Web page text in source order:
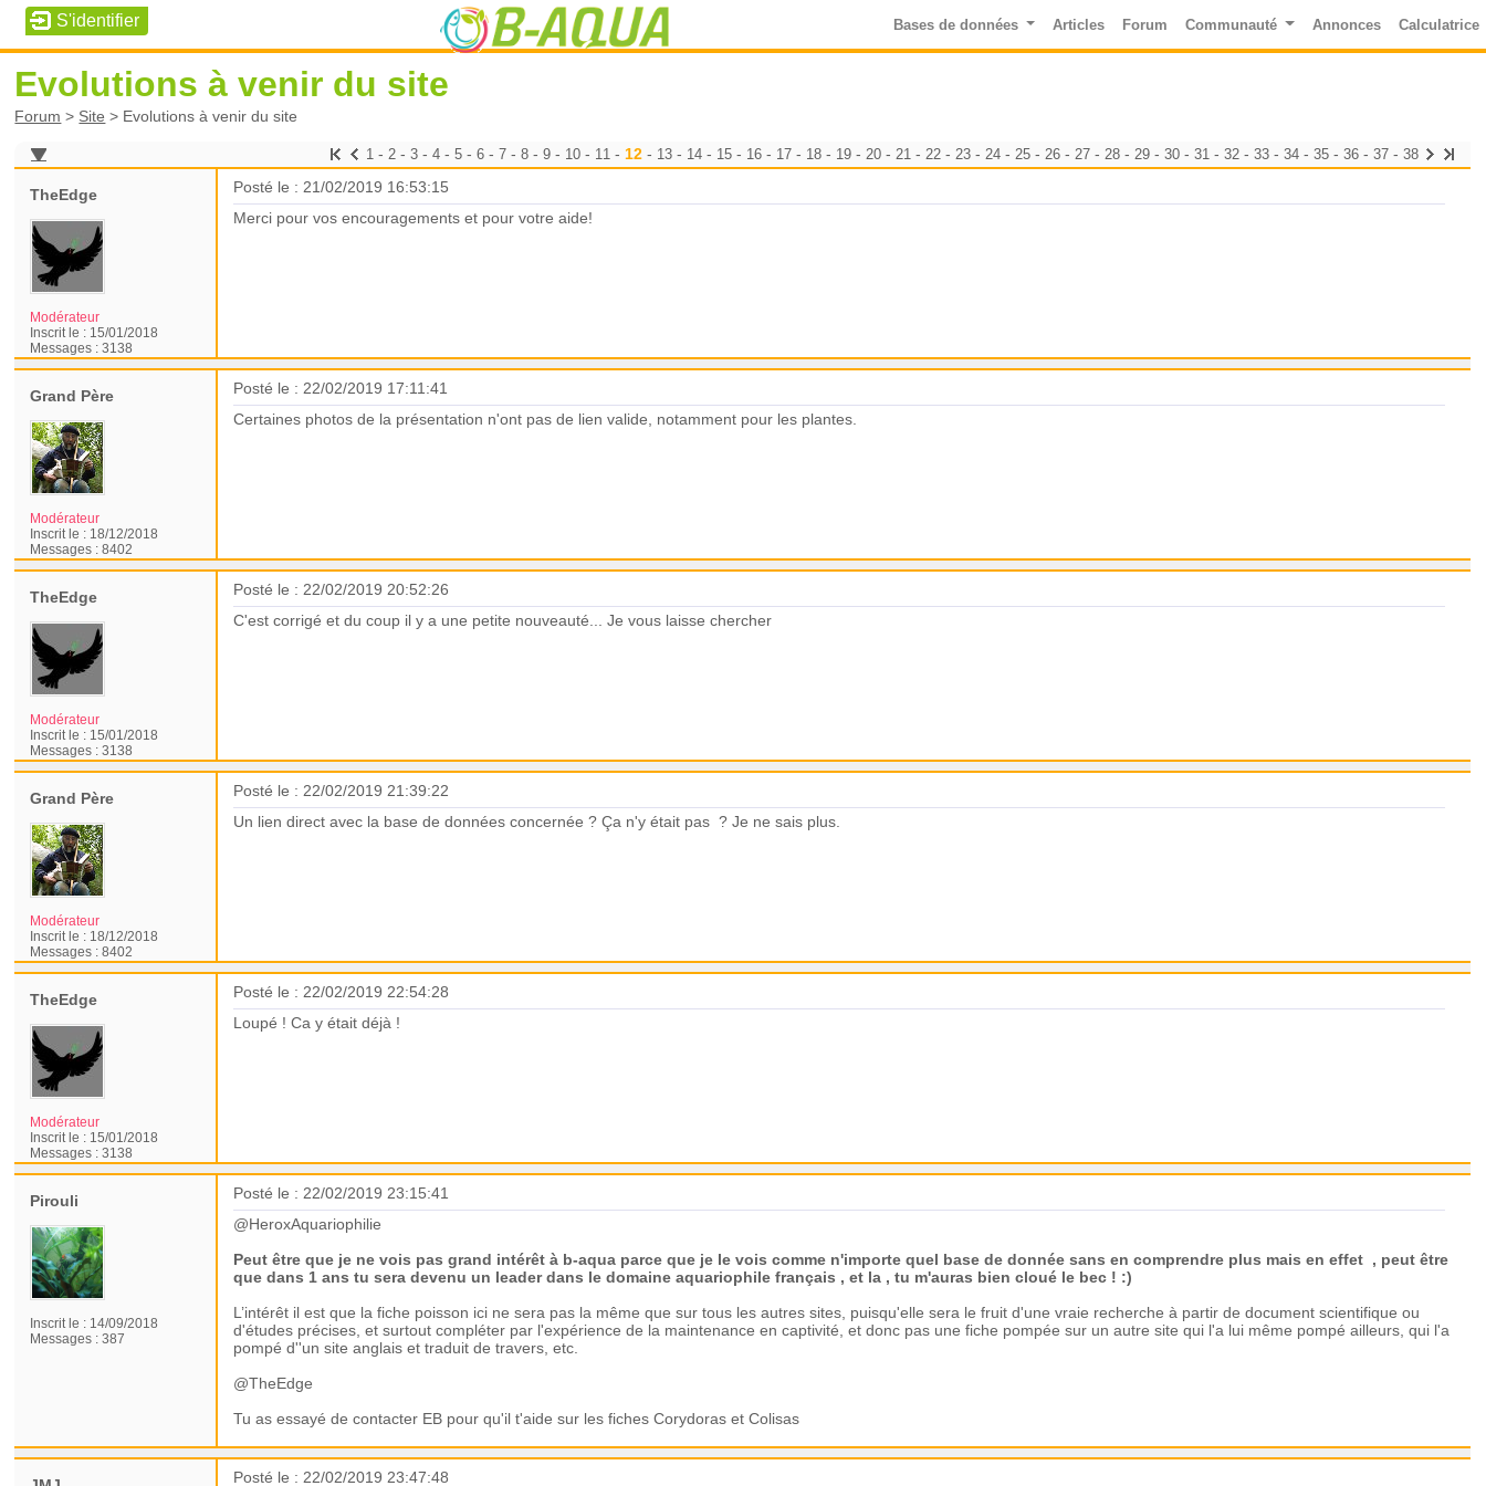
Bases de données Articles Forum Communauté Annonces Calculatrice
Evolutions à venir du site
Forum > Site > Evolutions à venir du site
1 - 2 -3 -4 -5 -6 -7 -8 -9 - 10 - 11 - 12 - 13 - 14 - 15 - 16 - 17 - 18 - 19 - 20 - 21 - 22 - 23 - 24 - 25 - 26 - 27 - 28 - 29 -30 -31 -32 -33 -34 -35 -36 -37 -38
TheEdge
Modérateur
Inscrit le : 15/01/2018
Messages :3138
Posté le : 21/02/2019 16:53:15
Merci pour vos encouragements et pour votre aide!
Grand Père
Modérateur
Inscrit le : 18/12/2018
Messages :8402
Posté le : 22/02/2019 17:11:41
Certaines photos de la présentation n'ont pas de lien valide, notamment pour les plantes.
TheEdge
Modérateur
Inscrit le : 15/01/2018
Messages :3138
Posté le : 22/02/2019 20:52:26
C'est corrigé et du coup il y a une petite nouveauté... Je vous laisse chercher
Grand Père
Modérateur
Inscrit le : 18/12/2018
Messages :8402
Posté le : 22/02/2019 21:39:22
Un lien direct avec la base de données concernée ? Ça n'y était pas ? Je ne sais plus.
TheEdge
Modérateur
Inscrit le : 15/01/2018
Messages :3138
Posté le : 22/02/2019 22:54:28
Loupé ! Ca y était déjà !
Pirouli
Inscrit le : 14/09/2018
Messages :387
Posté le : 22/02/2019 23:15:41
@HeroxAquariophilie
Peut être que je ne vois pas grand intérêt à b-aqua parce que je le vois comme n'importe quel base de donnée sans en comprendre plus mais en effet , peut être
que dans 1 ans tu sera devenu un leader dans le domaine aquariophile français , et la , tu m'auras bien cloué le bec ! :)
L’intérêt il est que la fiche poisson ici ne sera pas la même que sur tous les autres sites, puisqu'elle sera le fruit d'une vraie recherche à partir de document scientifique ou
d'études précises, et surtout compléter par l'expérience de la maintenance en captivité, et donc pas une fiche pompée sur un autre site qui l'a lui même pompé ailleurs, qui l'a
pompé d''un site anglais et traduit de travers, etc.
@TheEdge
Tu as essayé de contacter EB pour qu'il t'aide sur les fiches Corydoras et Colisas
Posté le : 22/02/2019 23:47:48